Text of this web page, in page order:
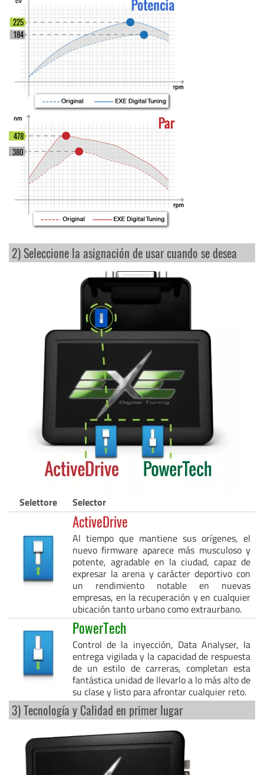
184
225
380
478
2) Seleccione la asignación de usar cuando se desea
Selettore Selector
ActiveDrive
Al tiempo que mantiene sus orígenes, el
nuevo firmware aparece más musculoso y
potente, agradable en la ciudad, capaz de
expresar la arena y carácter deportivo con
un rendimiento notable en nuevas
empresas, en la recuperación y en cualquier
ubicación tanto urbano como extraurbano.
PowerTech
Control de la inyección, Data Analyser, la
entrega vigilada y la capacidad de respuesta
de un estilo de carreras, completan esta
fantástica unidad de llevarlo a lo más alto de
su clase y listo para afrontar cualquier reto.
3) Tecnología y Calidad en primer lugar